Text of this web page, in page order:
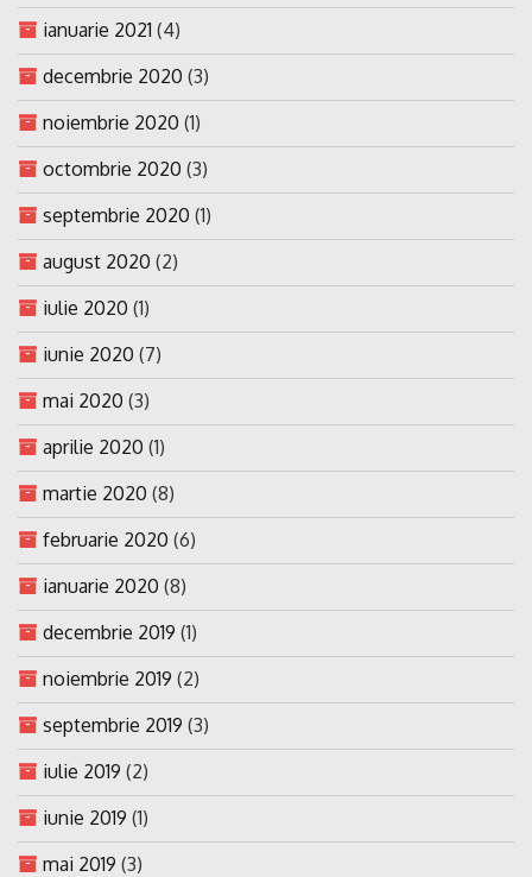
ianuarie 2021 (4)
decembrie 2020 (3)
noiembrie 2020 (1)
octombrie 2020 (3)
septembrie 2020 (1)
august 2020 (2)
iulie 2020 (1)
iunie 2020 (7)
mai 2020 (3)
aprilie 2020 (1)
martie 2020 (8)
februarie 2020 (6)
ianuarie 2020 (8)
decembrie 2019 (1)
noiembrie 2019 (2)
septembrie 2019 (3)
iulie 2019 (2)
iunie 2019 (1)
mai 2019 (3)